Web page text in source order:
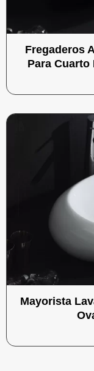
Fregaderos
Para Cuarto
Mayorista